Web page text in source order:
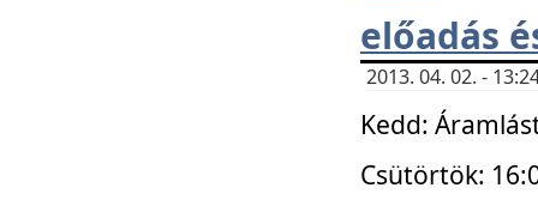
előadás
2013. 04. 02. -
Kedd:
Csütörtök: